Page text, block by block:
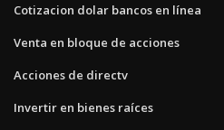
Cotizacion dolar bancos en línea
Venta en bloque de acciones
Acciones de directv
Invertir en bienes raíces